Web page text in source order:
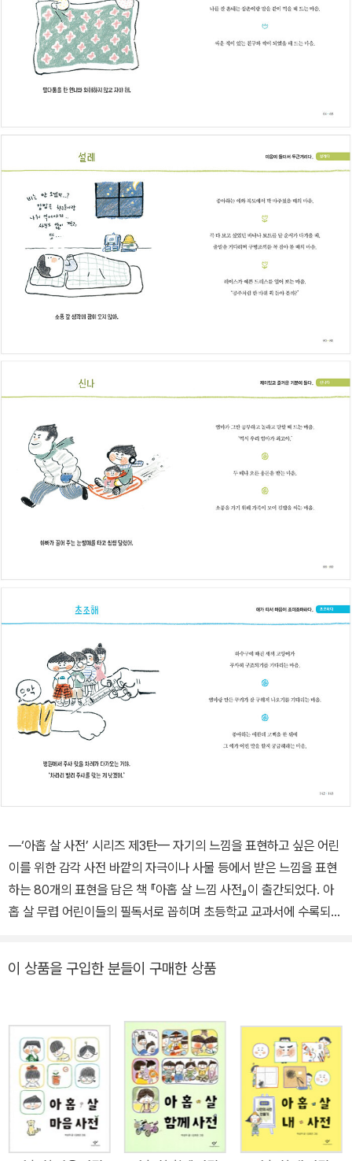
—‘아홉 살 사전’ 시리즈 제3탄— 자기의 느낌을 표현하고 싶은 어린
이를 위한 감각 사전 바깥의 자극이나 사물 등에서 받은 느낌을 표현
하는 80개의 표현을 담은 책 『아홉 살 느낌 사전』이 출간되었다. 아
홉 살 무렵 어린이들의 필독서로 꼽히며 초등학교 교과서에 수록되었
서 활용할 수 있는 감각 표현을 그림과 함께 사전 형태로 소개한다. 친
진 그림은 어린이들이 다양한 감각 표현을 실감 나게 익힐 수 있도록
돕는다. 자기 느낌을 정확하게 이해하고 표현하는 것은 물론, 더 다양
한 감각을 느끼는 데 좋은 길잡이가 되어 줄 것이다. “내 느낌을 표현
하고 싶어!” —어린이를 위한 감각 표현 사전 어린이는 성장하면서
다양한 감각을 느낀다. 입으로 여러 가지 맛을 느끼고 코로 새로운 냄
새를 맡는다. 손으로 낯선 물건을 만지고, 눈으로 새로운 풍경을 보고,
귀로 생소한 소리를 듣는다. 온몸으로 세상을 느낀다. 새로운 감각을
이 상품을 구입한 분들이 구매한 상품